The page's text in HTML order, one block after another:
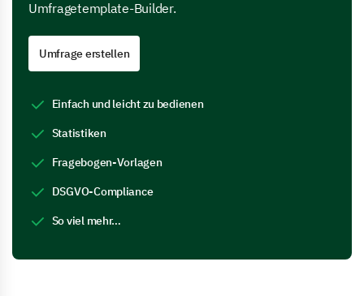
Umfragetemplate-Builder.
Umfrage erstellen
Einfach und leicht zu bedienen
Statistiken
Fragebogen-Vorlagen
DSGVO-Compliance
So viel mehr…